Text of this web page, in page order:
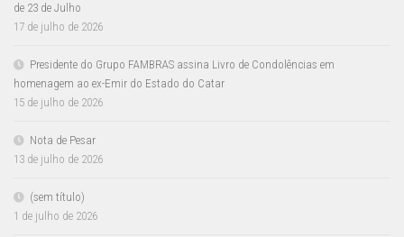
de 23 de Julho
17 de julho de 2026
Presidente do Grupo FAMBRAS assina Livro de Condolências em
homenagem ao ex-Emir do Estado do Catar
15 de julho de 2026
Nota de Pesar
13 de julho de 2026
(sem título)
1 de julho de 2026